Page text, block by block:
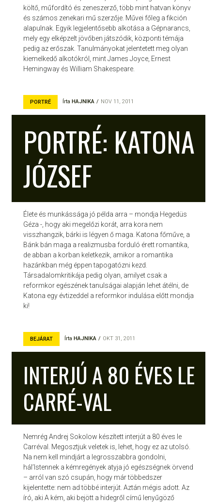
költő, műfordító és zeneszerző, több mint hatvan könyv
és számos zenekari mű szerzője. Művei főleg a fikción
alapulnak. Egyik legjelentősebb alkotása a Gépnarancs,
mely egy elképzelt jövőben játszódik, központi témája
pedig az erőszak. Tanulmányokat jelentetett meg olyan
kiemelkedő alkotókról, mint James Joyce, Ernest
Hemingway és William Shakespeare.
PORTRÉ Írta HAJNIKA NOV 11, 2011
PORTRÉ: KATONA
JÓZSEF
Élete és munkássága jó példa arra – mondja Hegedüs
Géza -, hogy aki megelőzi korát, arra kora nem
visszhangzik, bárki is légyen ő maga. Katona főműve, a
Bánk bán maga a realizmusba forduló érett romantika,
de abban a korban keletkezik, amikor a romantika
hazánkban még éppen tapogatózni kezd.
Társadalomkritikája pedig olyan, amilyet csak a
reformkor egészének tanulságai alapján lehet átélni, de
Katona egy évtizeddel a reformkor indulása előtt mondja
ki!
BEJÁRAT Írta HAJNIKA OKT 31, 2011
INTERJÚ A 80 ÉVES LE
CARRÉ-VAL
Nemrég Andrej Sokolow készített interjút a 80 éves le
Carréval. Megosztjuk veletek is, lehet, hogy ez az utolsó.
Na nem kell mindjárt a legrosszabbra gondolni,
hál’Istennek a kémregények atyja jó egészségnek örvend
– arról van szó csupán, hogy már többedszer
kijelentette: nem ad többé interjút. Aztán mégis adott. Az
író, aki A kém, aki bejött a hidegről című lenyűgöző